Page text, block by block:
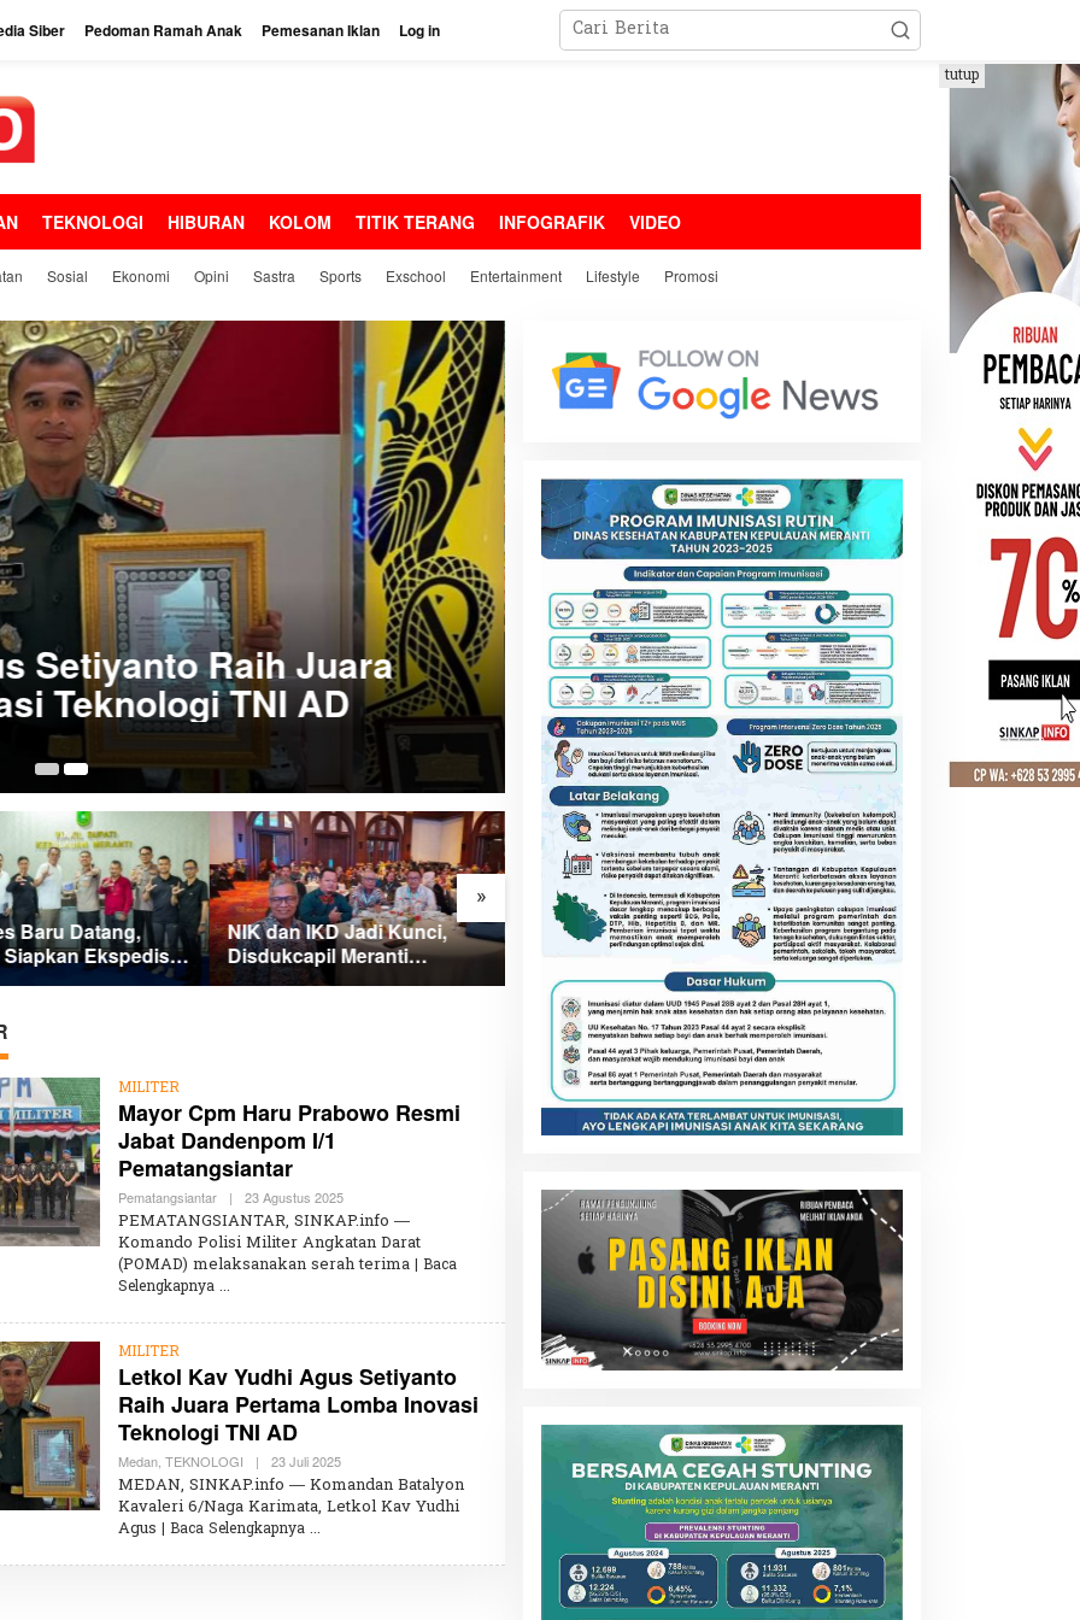
Siber Pedoman Ramah Anak Pemesanan Iklan Log in
TEKNOLOGI HIBURAN KOLOM TITIK TERANG INFOGRAFIK VIDEO
Sosial Ekonomi Opini Sastra Sports Exschool Entertainment Lifestyle Promosi
tutup
Setiyanto Raih Juara
Teknologi TNI AD
Pematangsiantar
Mayor Cpm Haru Prabowo
Dandenpom I/1
23 Agustus 2025
»
Baru Datang,
Siapkan Ekspedisi
Penuh Makna
NIK dan IKD Jadi Kunci,
Disdukcapil Meranti
Percepat Revolusi Layanan
Meranti Siapkan Gudang
Bulog Baru, Strategi Besar
Atasi Krisis Pangan
Rp52 Juta Santunan BPJS
Disalurkan, Meranti Perluas
Perlindungan Pekerja
Rentan
MILITER
Mayor Cpm Haru Prabowo Resmi
Jabat Dandenpom I/1
Pematangsiantar
Pematangsiantar | 23 Agustus 2025O
L
E
H
K
N
I
S
PEMATANGSIANTAR, SINKAP.info —
Komando Polisi Militer Angkatan Darat
(POMAD) melaksanakan serah terima | Baca
Selengkapnya
MILITER
Letkol Kav Yudhi Agus Setiyanto
Raih Juara Pertama Lomba Inovasi
Teknologi TNI AD
Medan, TEKNOLOGI | 23 Juli 2025O
L
E
H
A
MEDAN, SINKAP.info — Komandan Batalyon
Kavaleri 6/Naga Karimata, Letkol Kav Yudhi
Agus | Baca Selengkapnya